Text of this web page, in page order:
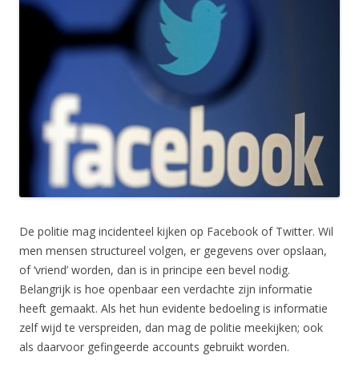
De politie mag incidenteel kijken op Facebook of Twitter. Wil
men mensen structureel volgen, er gegevens over opslaan,
of ‘vriend’ worden, dan is in principe een bevel nodig.
Belangrijk is hoe openbaar een verdachte zijn informatie
heeft gemaakt. Als het hun evidente bedoeling is informatie
zelf wijd te verspreiden, dan mag de politie meekijken; ook
als daarvoor gefingeerde accounts gebruikt worden.